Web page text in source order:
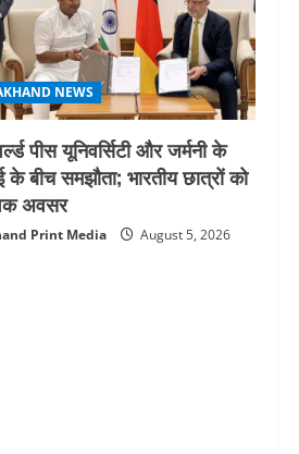
NEWS
पीस यूनिवर्सिटी और जर्मनी के
के बीच समझौता; भारतीय छात्रों को
अवसर
Print Media August 5, 2026